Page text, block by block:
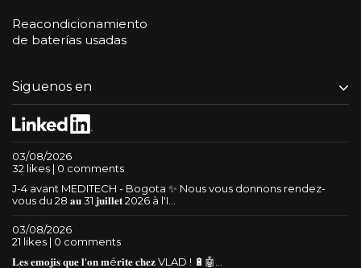
Reacondicionamiento
de baterías usadas
Siguenos en
03/08/2026
32 likes | 0 comments
J-4 avant MEDITECH - Bogota ✨ Nous vous donnons rendez-
vous du 28 𝐚𝐮 31 𝐣𝐮𝐢𝐥𝐥𝐞𝐭 2026 à l'I...
03/08/2026
21 likes | 0 comments
𝐋𝐞𝐬 𝐞𝐦𝐨𝐣𝐢𝐬 𝐪𝐮𝐞 𝐥'𝐨𝐧 𝐦é𝐫𝐢𝐭𝐞 𝐜𝐡𝐞𝐳 VLAD ! 🔋🤖...